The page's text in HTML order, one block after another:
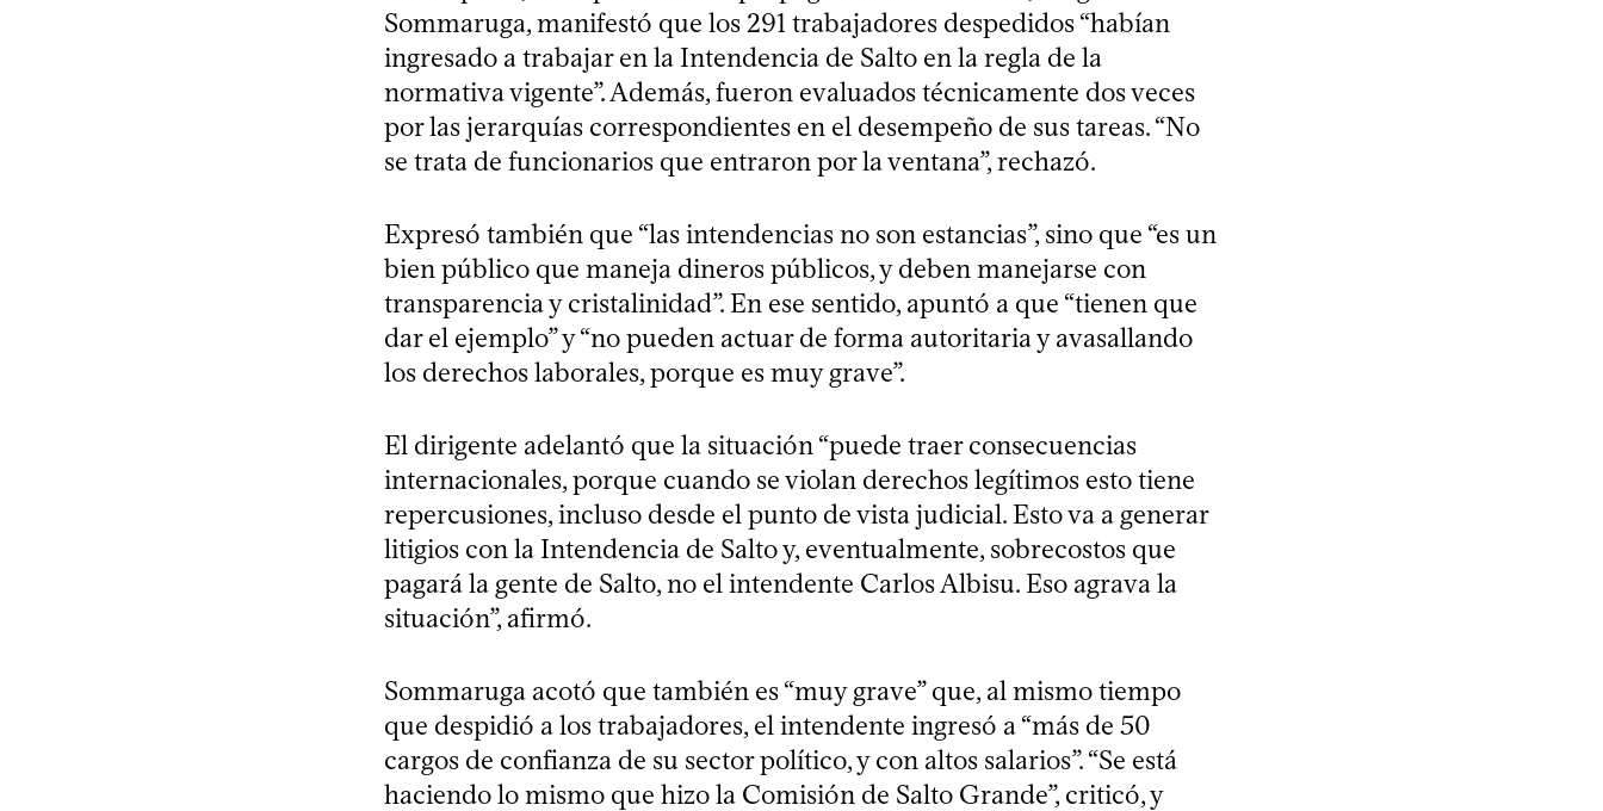
Sommaruga, manifestó que los 291 trabajadores despedidos “habían
ingresado a trabajar en la Intendencia de Salto en la regla de la
normativa vigente”. Además, fueron evaluados técnicamente dos veces
por las jerarquías correspondientes en el desempeño de sus tareas. “No
se trata de funcionarios que entraron por la ventana”, rechazó.
Expresó también que “las intendencias no son estancias”, sino que “es un
bien público que maneja dineros públicos, y deben manejarse con
transparencia y cristalinidad”. En ese sentido, apuntó a que “tienen que
dar el ejemplo” y “no pueden actuar de forma autoritaria y avasallando
los derechos laborales, porque es muy grave”.
El dirigente adelantó que la situación “puede traer consecuencias
internacionales, porque cuando se violan derechos legítimos esto tiene
repercusiones, incluso desde el punto de vista judicial. Esto va a generar
litigios con la Intendencia de Salto y, eventualmente, sobrecostos que
pagará la gente de Salto, no el intendente Carlos Albisu. Eso agrava la
situación”, afirmó.
Sommaruga acotó que también es “muy grave” que, al mismo tiempo
que despidió a los trabajadores, el intendente ingresó a “más de 50
cargos de confianza de su sector político, y con altos salarios”. “Se está
haciendo lo mismo que hizo la Comisión de Salto Grande”, criticó, y